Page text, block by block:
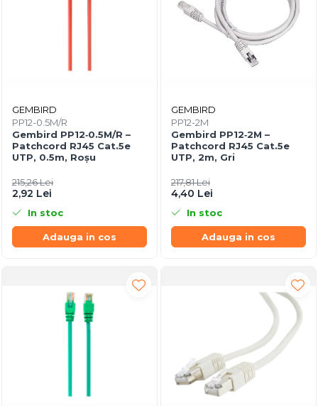
GEMBIRD
PP12-0.5M/R
Gembird PP12‑0.5M/R –
Patchcord RJ45 Cat.5e
UTP, 0.5m, Roșu
215,26 Lei
2,92 Lei
In stoc
Adauga in cos
GEMBIRD
PP12-2M
Gembird PP12‑2M –
Patchcord RJ45 Cat.5e
UTP, 2m, Gri
217,81 Lei
4,40 Lei
In stoc
Adauga in cos